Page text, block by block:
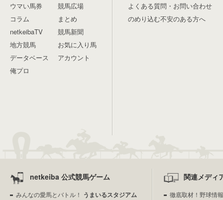
ウマい馬券
コラム
netkeibaTV
地方競馬
データベース
俺プロ
競馬広場
まとめ
競馬新聞
お気に入り馬
アカウント
よくある質問・お問い合わせ
のめり込む不安のある方へ
netkeiba 公式競馬ゲーム
みんなの愛馬とバトル！ うまいるスタジアム
関連メディ
徹底取材！野球情